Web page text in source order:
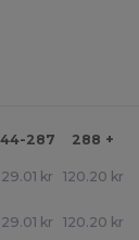
287 288 +
kr 120.20 kr
kr 120.20 kr